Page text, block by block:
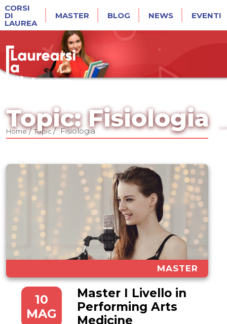
CORSI
DI
LAUREA
MASTER BLOG NEWS EVENTI
Topic: Fisiologia
Home/ Topic/ Fisiologia
MASTER
10
MAG
Master I Livello in
Performing Arts
Medicine